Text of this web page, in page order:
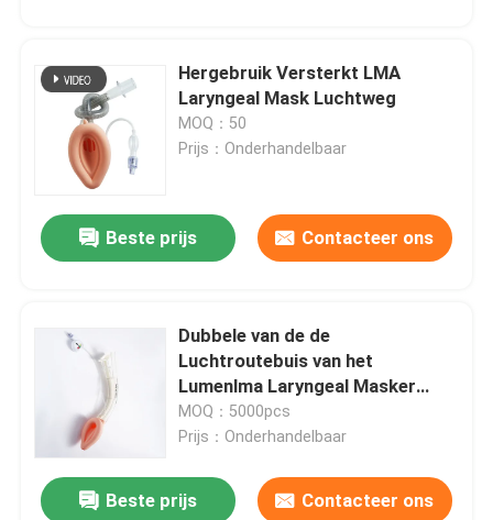
Producten
VR-show
Over ons
Hergebruik Versterkt LMA
Laryngeal Mask Luchtweg
MOQ：50
Prijs：Onderhandelbaar
Beste prijs Contacteer ons
Dubbele van de de
Luchtroutebuis van het
Lumenlma Laryngeal Masker
Uitstekende Verzegelende de
Capaciteitskinderen en
MOQ：5000pcs
Prijs：Onderhandelbaar
Beste prijs Contacteer ons